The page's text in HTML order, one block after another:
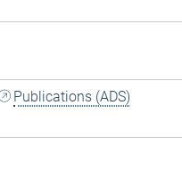
Publications (ADS)